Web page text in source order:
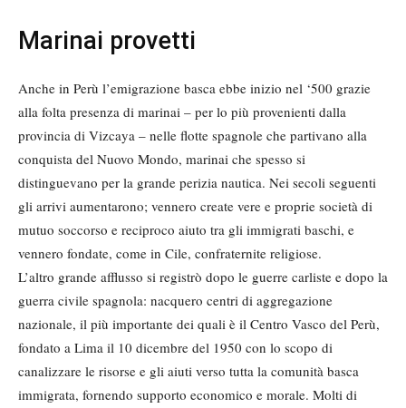
Marinai provetti
Anche in Perù l’emigrazione basca ebbe inizio nel ‘500 grazie
alla folta presenza di marinai – per lo più provenienti dalla
provincia di Vizcaya – nelle flotte spagnole che partivano alla
conquista del Nuovo Mondo, marinai che spesso si
distinguevano per la grande perizia nautica. Nei secoli seguenti
gli arrivi aumentarono; vennero create vere e proprie società di
mutuo soccorso e reciproco aiuto tra gli immigrati baschi, e
vennero fondate, come in Cile, confraternite religiose.
L’altro grande afflusso si registrò dopo le guerre carliste e dopo la
guerra civile spagnola: nacquero centri di aggregazione
nazionale, il più importante dei quali è il Centro Vasco del Perù,
fondato a Lima il 10 dicembre del 1950 con lo scopo di
canalizzare le risorse e gli aiuti verso tutta la comunità basca
immigrata, fornendo supporto economico e morale. Molti di